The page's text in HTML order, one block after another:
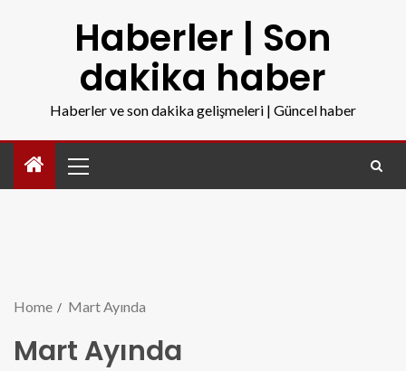
Haberler | Son
dakika haber
Haberler ve son dakika gelişmeleri | Güncel haber
Home Mart Ayında
Mart Ayında